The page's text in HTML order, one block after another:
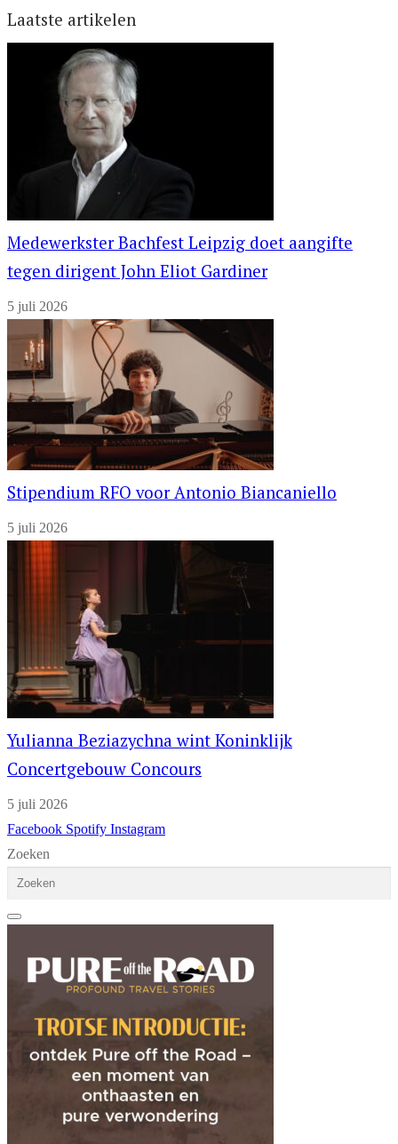
Laatste artikelen
Medewerkster Bachfest Leipzig doet aangifte
tegen dirigent John Eliot Gardiner
5 juli 2026
Stipendium RFO voor Antonio Biancaniello
5 juli 2026
Yulianna Beziazychna wint Koninklijk
Concertgebouw Concours
5 juli 2026
Facebook Spotify Instagram
Zoeken